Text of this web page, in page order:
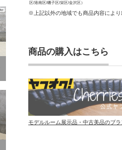
区/港南区/磯子区/栄区/金沢区）
※上記以外の地域でも商品内容により
商品の購入はこちら
モデルルーム展示品・中古美品のブ